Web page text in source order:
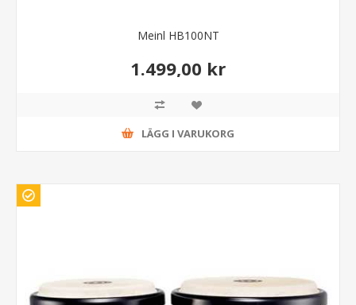
Meinl HB100NT
1.499,00 kr
LÄGG I VARUKORG